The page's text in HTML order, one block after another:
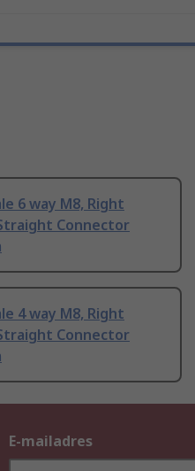
6 way M8, Right
Connector
4 way M8, Right
Connector
E-mailadres